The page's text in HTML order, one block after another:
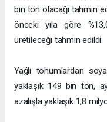
bin ton olacağı tahmin
önceki yıla göre
üretileceği tahmin edildi.
Yağlı tohumlardan
yaklaşık 149 bin ton,
azalışla yaklaşık 1,8